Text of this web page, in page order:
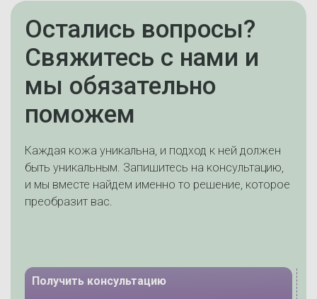
Остались вопросы?
Свяжитесь с нами и
мы обязательно
поможем
Каждая кожа уникальна, и подход к ней должен
быть уникальным. Запишитесь на консультацию,
и мы вместе найдем именно то решение, которое
преобразит вас.
Получить консультацию